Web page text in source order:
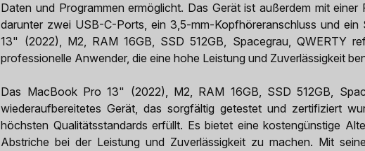
Daten und Programmen ermöglicht. Das Gerät ist außerdem mit
darunter zwei USB-C-Ports, ein 3,5-mm-Kopfhöreranschluss und
13" (2022), M2, RAM 16GB, SSD 512GB, Spacegrau, QWERTY
professionelle Anwender, die eine hohe Leistung und Zuverlässigkeit
Das MacBook Pro 13" (2022), M2, RAM 16GB, SSD 512GB,
wiederaufbereitetes Gerät, das sorgfältig getestet und zertifiziert
höchsten Qualitätsstandards erfüllt. Es bietet eine kostengünstige
Abstriche bei der Leistung und Zuverlässigkeit zu machen. Mit